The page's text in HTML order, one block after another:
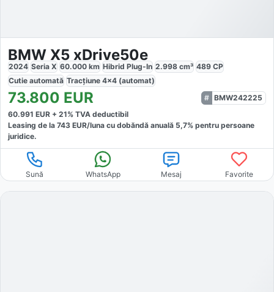
BMW X5 xDrive50e
2024 Seria X 60.000 km Hibrid Plug-In 2.998 cm³ 489 CP
Cutie automată Tracțiune 4x4 (automat)
73.800 EUR
BMW242225
60.991 EUR + 21% TVA deductibil
Leasing de la 743 EUR/luna cu dobăndă anuală 5,7% pentru persoane
juridice.
Sună WhatsApp Mesaj Favorite